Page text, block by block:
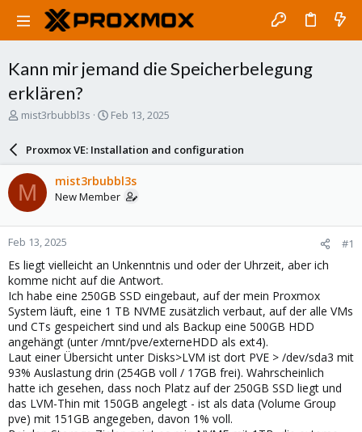
Kann mir jemand die Speicherbelegung
erklären?
T
a
d
s
t
a
r
e
r
mist3rbubbl3s
S
r
d
a
e
Feb 13, 2025
Proxmox VE: Installation and configuration
M mist3rbubbl3s
New Member
Feb 13, 2025 #1
Es liegt vielleicht an Unkenntnis und oder der Uhrzeit, aber ich
komme nicht auf die Antwort.
Ich habe eine 250GB SSD eingebaut, auf der mein Proxmox
System läuft, eine 1 TB NVME zusätzlich verbaut, auf der alle VMs
und CTs gespeichert sind und als Backup eine 500GB HDD
angehängt (unter /mnt/pve/externeHDD als ext4).
Laut einer Übersicht unter Disks>LVM ist dort PVE > /dev/sda3 mit
93% Auslastung drin (254GB voll / 17GB frei). Wahrscheinlich
hatte ich gesehen, dass noch Platz auf der 250GB SSD liegt und
das LVM-Thin mit 150GB angelegt - ist als data (Volume Group
pve) mit 151GB angegeben, davon 1% voll.